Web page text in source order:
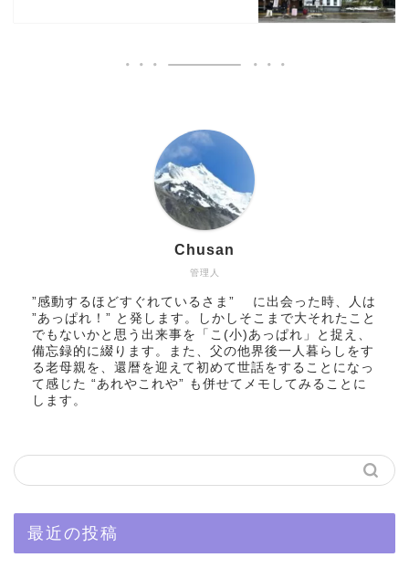
管理人
Chusan
”感動するほどすぐれているさま” に出会った時、人は
”あっぱれ！” と発します。しかしそこまで大それたこと
でもないかと思う出来事を「こ(小)あっぱれ」と捉え、
備忘録的に綴ります。また、父の他界後一人暮らしをす
る老母親を、還暦を迎えて初めて世話をすることになっ
て感じた “あれやこれや” も併せてメモしてみることに
します。
最近の投稿